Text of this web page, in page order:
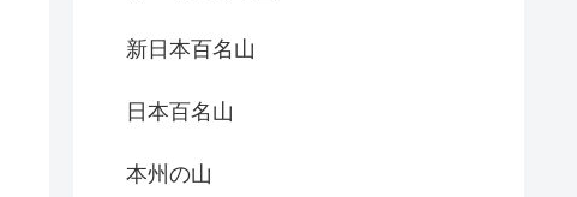
新日本百名山
日本百名山
本州の山